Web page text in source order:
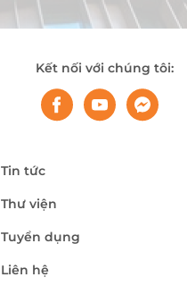
Kết nối với chúng tôi:
Tin tức
Thư viện
Tuyển dụng
Liên hệ